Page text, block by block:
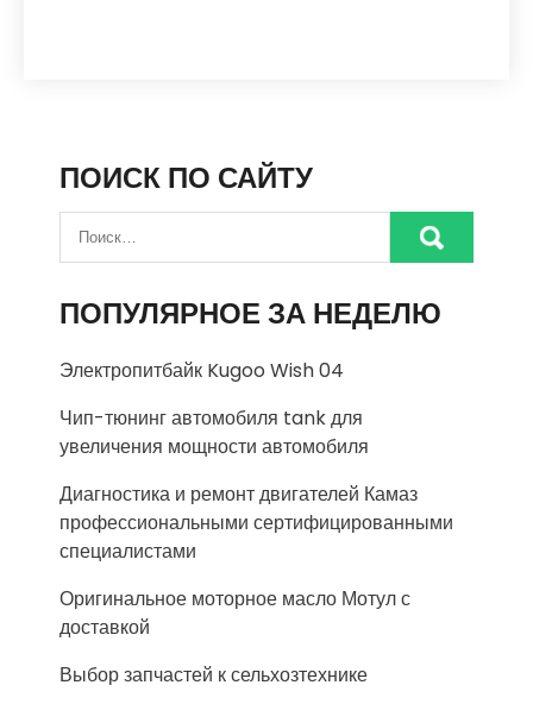
ПОИСК ПО САЙТУ
ПОПУЛЯРНОЕ ЗА НЕДЕЛЮ
Электропитбайк Kugoo Wish 04
Чип-тюнинг автомобиля tank для
увеличения мощности автомобиля
Диагностика и ремонт двигателей Камаз
профессиональными сертифицированными
специалистами
Оригинальное моторное масло Мотул с
доставкой
Выбор запчастей к сельхозтехнике